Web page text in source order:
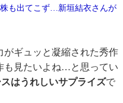
も出てこず…新垣結衣さんが
ギュッと凝縮された秀作
も見たいよね…と思ってい
はうれしいサプライズで